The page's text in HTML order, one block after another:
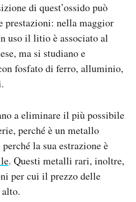
di quest’ossido può
prestazioni: nella maggior
uso il litio è associato al
ma si studiano e
fosfato di ferro, alluminio,
a eliminare il più possibile
perché è un metallo
la sua estrazione è
. Questi metalli rari, inoltre,
per cui il prezzo delle